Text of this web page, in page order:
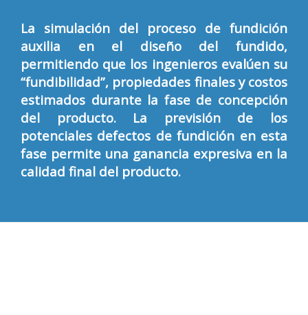
La simulación del proceso de fundición
auxilia en el diseño del fundido,
permitiendo que los ingenieros evalúen su
“fundibilidad”, propiedades finales y costos
estimados durante la fase de concepción
del producto. La previsión de los
potenciales defectos de fundición en esta
fase permite una ganancia expresiva en la
calidad final del producto.